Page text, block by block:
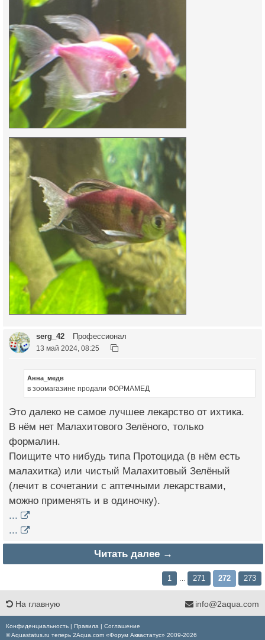
serg_42 Профессионал
13 май 2024, 08:25
Анна_медв
в зоомагазине продали ФОРМАМЕД
Это далеко не самое лучшее лекарство от ихтика.
В нём нет Малахитового Зелёного, только
формалин.
Поищите что нибудь типа Протоцида (в нём есть
малахитка) или чистый Малахитовый Зелёный
(лечит в сочетании с аптечными лекарствами,
можно применять и в одиночку).
...
...
Читать далее →
1 271 272 273
На главную info@2aqua.com
Конфиденциальность | Правила | Соглашение
© Aquastatus.ru теперь 2Aqua.com «Форум Аквастатус» 2009-2026